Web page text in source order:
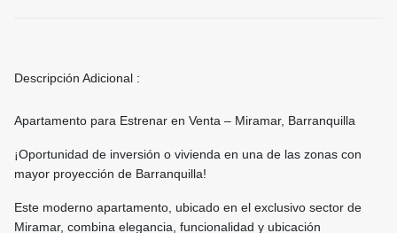
Descripción Adicional :
Apartamento para Estrenar en Venta – Miramar, Barranquilla
¡Oportunidad de inversión o vivienda en una de las zonas con
mayor proyección de Barranquilla!
Este moderno apartamento, ubicado en el exclusivo sector de
Miramar, combina elegancia, funcionalidad y ubicación